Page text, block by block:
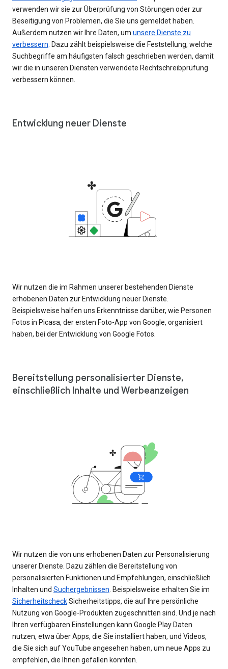
verwenden wir sie zur Überprüfung von Störungen oder zur
Beseitigung von Problemen, die Sie uns gemeldet haben.
Außerdem nutzen wir Ihre Daten, um unsere Dienste zu
verbessern . Dazu zählt beispielsweise die Feststellung, welche
Suchbegriffe am häufigsten falsch geschrieben werden, damit
wir die in unseren Diensten verwendete Rechtschreibprüfung
verbessern können.
Entwicklung neuer Dienste
Wir nutzen die im Rahmen unserer bestehenden Dienste
erhobenen Daten zur Entwicklung neuer Dienste.
Beispielsweise halfen uns Erkenntnisse darüber, wie Personen
Fotos in Picasa, der ersten Foto-App von Google, organisiert
haben, bei der Entwicklung von Google Fotos.
Bereitstellung personalisierter Dienste,
einschließlich Inhalte und Werbeanzeigen
Wir nutzen die von uns erhobenen Daten zur Personalisierung
unserer Dienste. Dazu zählen die Bereitstellung von
personalisierten Funktionen und Empfehlungen, einschließlich
Inhalten und Suchergebnissen . Beispielsweise erhalten Sie im
SicherheitscheckSicherheitstipps, die auf Ihre persönliche
Nutzung von Google-Produkten zugeschnitten sind. Und je nach
Ihren verfügbaren Einstellungen kann Google Play Daten
nutzen, etwa über Apps, die Sie installiert haben, und Videos,
die Sie sich auf YouTube angesehen haben, um neue Apps zu
empfehlen, die Ihnen gefallen könnten.